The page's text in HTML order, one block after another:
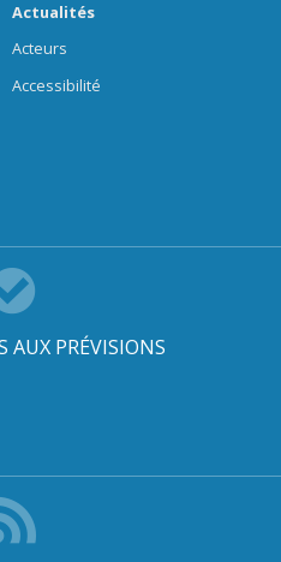
Actualités
Acteurs
Accessibilité
PRÉVISIONS